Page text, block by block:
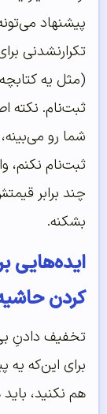
پیشنهاد
تکرارنشدنی
(مثل یه کتابچه
ثبت‌نام. نکته
شما رو
ثبت‌نام نکنم،
چند برابر
بشکنه.
ایده‌هایی
کردن
تخفیف دادنِ
برای این‌که یه
هم نکنید،